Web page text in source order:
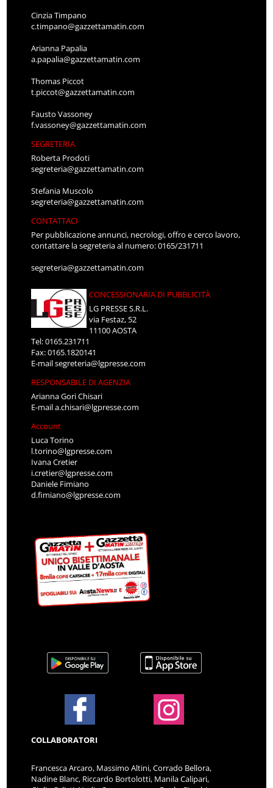
Cinzia Timpano
c.timpano@gazzettamatin.com
Arianna Papalia
a.papalia@gazzettamatin.com
Thomas Piccot
t.piccot@gazzettamatin.com
Fausto Vassoney
f.vassoney@gazzettamatin.com
SEGRETERIA
Roberta Prodoti
segreteria@gazzettamatin.com
Stefania Muscolo
segreteria@gazzettamatin.com
CONTATTACI
Per pubblicazione annunci, necrologi, offro e cerco lavoro,
contattare la segreteria al numero: 0165/231711
segreteria@gazzettamatin.com
CONCESSIONARIA DI PUBBLICITÀ
LG PRESSE S.R.L.
via Festaz, 52
11100 AOSTA
Tel: 0165.231711
Fax: 0165.1820141
E-mailsegreteria@lgpresse.com
RESPONSABILE DI AGENZIA
Arianna Gori Chisari
E-maila.chisari@lgpresse.com
Account
Luca Torino
l.torino@lgpresse.com
Ivana Cretier
i.cretier@lgpresse.com
Daniele Fimiano
d.fimiano@lgpresse.com
COLLABORATORI
Francesca Arcaro, Massimo Altini, Corrado Bellora,
Nadine Blanc, Riccardo Bortolotti, Manila Calipari,